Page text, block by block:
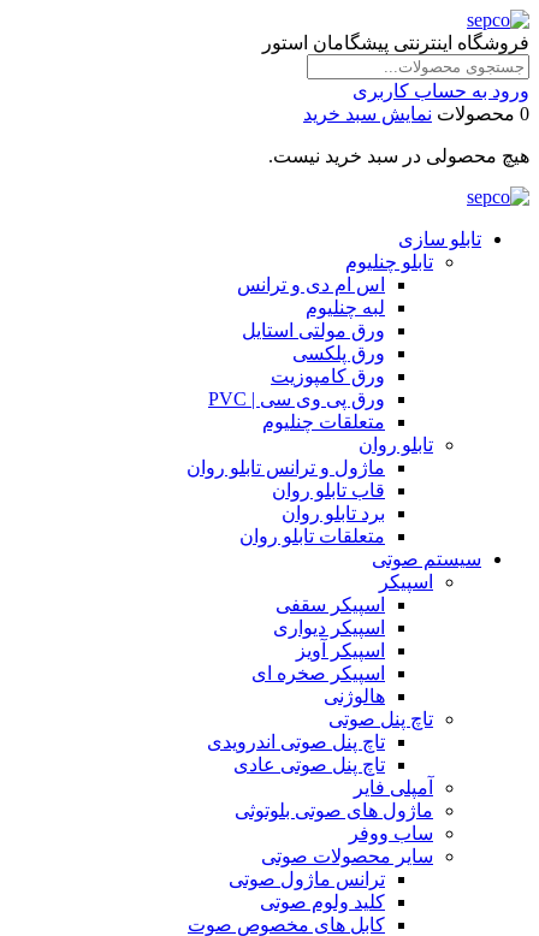
فروشگاه اینترنتی پیشگامان استور
ورود به حساب کاربری
0 محصولات
نمایش سبد خرید
هیچ محصولی در سبد خرید نیست.
تابلو سازی
تابلو چنلیوم
اس ام دی و ترانس
لبه چنلیوم
ورق مولتی استایل
ورق پلکسی
ورق کامپوزیت
ورق پی وی سی | PVC
متعلقات چنلیوم
تابلو روان
ماژول و ترانس تابلو روان
قاب تابلو روان
برد تابلو روان
متعلقات تابلو روان
سیستم صوتی
اسپیکر
اسپیکر سقفی
اسپیکر دیواری
اسپیکر آویز
اسپیکر صخره ای
هالوژنی
تاچ پنل صوتی
تاچ پنل صوتی اندرویدی
تاچ پنل صوتی عادی
آمپلی فایر
ماژول های صوتی بلوتوثی
ساب ووفر
سایر محصولات صوتی
ترانس ماژول صوتی
کلید ولوم صوتی
کابل های مخصوص صوت